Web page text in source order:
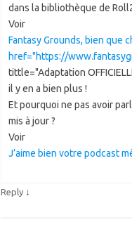
dans la bibliothèque de
Voir
Fantasy Grounds, bien que
href="https://
tittle="Adaptation
il y en a bien plus !
Et pourquoi ne pas avoir
mis à jour ?
Voir
J’aime bien votre podcast
Reply ↓